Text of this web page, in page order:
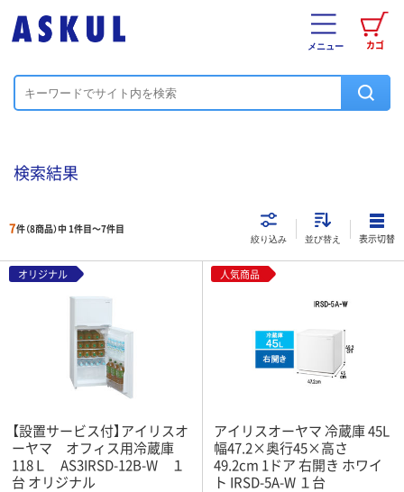
カゴ
メニュー
検索結果
7件（8商品）中 1件目～7件目
絞り込み 並び替え 表示切替
オリジナル
【設置サービス付】アイリスオ
ーヤマ オフィス用冷蔵庫
118Ｌ AS3IRSD-12B-W １
台 オリジナル
人気商品
アイリスオーヤマ 冷蔵庫 45L
幅47.2×奥行45×高さ
49.2cm 1ドア 右開き ホワイ
ト IRSD-5A-W １台